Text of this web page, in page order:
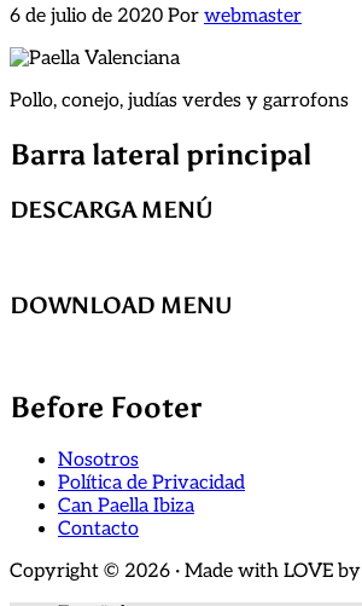
6 de julio de 2020 Por webmaster
Pollo, conejo, judías verdes y garrofons
Barra lateral principal
DESCARGA MENÚ
DOWNLOAD MENU
Before Footer
Nosotros
Política de Privacidad
Can Paella Ibiza
Contacto
Copyright © 2026 · Made with LOVE by